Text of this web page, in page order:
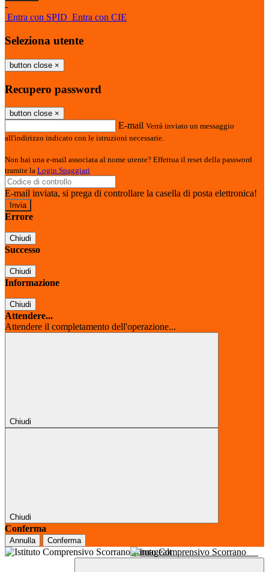
-
Entra con SPID Entra con CIE
Seleziona utente
button close ×
Recupero password
button close ×
E-mail Verrà inviato un messaggio
all'indirizzo indicato con le istruzioni necessarie.
Non hai una e-mail associata al nome utente? Effettua il reset della password
tramite la Login Spaggiari
E-mail inviata, si prega di controllare la casella di posta elettronica!
Errore
Chiudi
Successo
Chiudi
Informazione
Chiudi
Attendere...
Attendere il completamento dell'operazione...
Chiudi
Chiudi
Conferma
Annulla Conferma
Istituto Comprensivo Scorrano